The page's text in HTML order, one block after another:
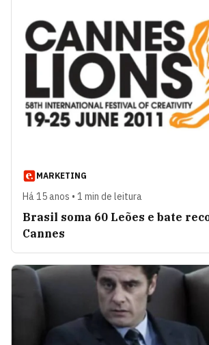
MARKETING
Há 15 anos • 1 min de leitura
Brasil soma 60 Leões e bate
Cannes